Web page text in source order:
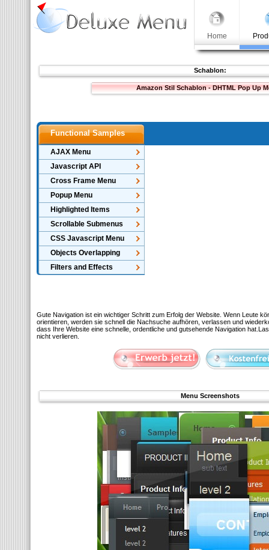
Home
Schablon:
Amazon Stil Schablon - DHTML Pop Up
Functional Samples
AJAX Menu
Javascript API
Cross Frame Menu
Popup Menu
Highlighted Items
Scrollable Submenus
CSS Javascript Menu
Objects Overlapping
Filters and Effects
Gute Navigation ist ein wichtiger Schritt zum Erfolg der Website. Wenn Leute
orientieren, werden sie schnell die Nachsuche aufhören, verlassen und
dass Ihre Website eine schnelle, ordentliche und gutsehende Navigation
nicht verlieren.
Menu Screenshots